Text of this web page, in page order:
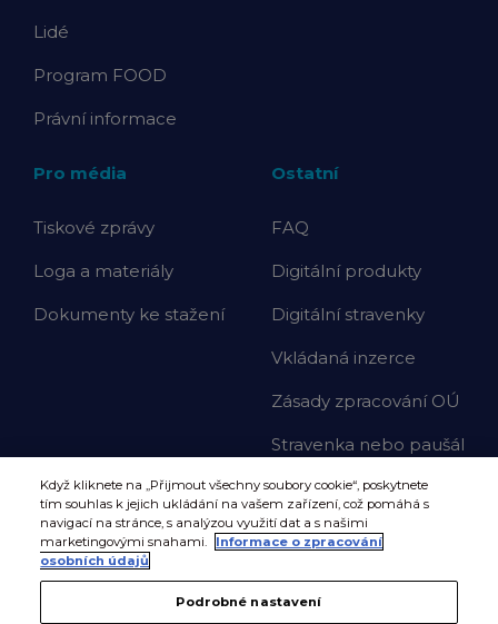
Lidé
Program FOOD
Právní informace
Pro média
Tiskové zprávy
Loga a materiály
Dokumenty ke stažení
Ostatní
FAQ
Digitální produkty
Digitální stravenky
Vkládaná inzerce
Zásady zpracování OÚ
Stravenka nebo paušál
Když kliknete na „Přijmout všechny soubory cookie“, poskytnete
tím souhlas k jejich ukládání na vašem zařízení, což pomáhá s
navigací na stránce, s analýzou využití dat a s našimi
marketingovými snahami.
Informace o zpracování
osobních údajů
Podrobné nastavení